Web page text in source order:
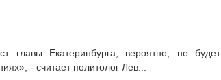
главы Екатеринбурга, вероятно, не будет
- считает политолог Лев...